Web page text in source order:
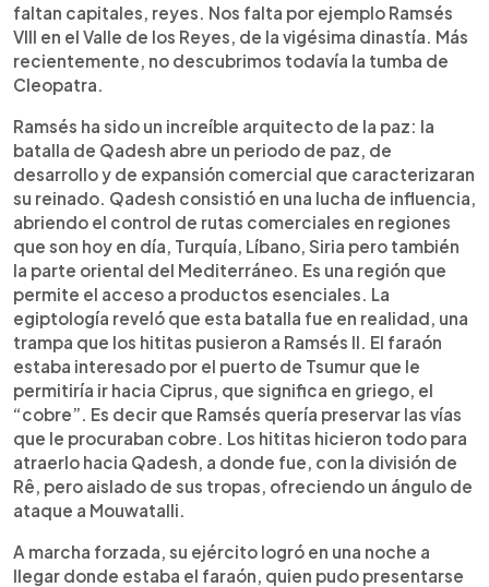
faltan capitales, reyes. Nos falta por ejemplo Ramsés
VIII en el Valle de los Reyes, de la vigésima dinastía. Más
recientemente, no descubrimos todavía la tumba de
Cleopatra.
Ramsés ha sido un increíble arquitecto de la paz: la
batalla de Qadesh abre un periodo de paz, de
desarrollo y de expansión comercial que caracterizaran
su reinado. Qadesh consistió en una lucha de influencia,
abriendo el control de rutas comerciales en regiones
que son hoy en día, Turquía, Líbano, Siria pero también
la parte oriental del Mediterráneo. Es una región que
permite el acceso a productos esenciales. La
egiptología reveló que esta batalla fue en realidad, una
trampa que los hititas pusieron a Ramsés II. El faraón
estaba interesado por el puerto de Tsumur que le
permitiría ir hacia Ciprus, que significa en griego, el
“cobre”. Es decir que Ramsés quería preservar las vías
que le procuraban cobre. Los hititas hicieron todo para
atraerlo hacia Qadesh, a donde fue, con la división de
Rê, pero aislado de sus tropas, ofreciendo un ángulo de
ataque a Mouwatalli.
A marcha forzada, su ejército logró en una noche a
llegar donde estaba el faraón, quien pudo presentarse